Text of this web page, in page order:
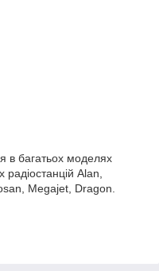
в багатьох моделях
Alan,
Megajet, Dragon.